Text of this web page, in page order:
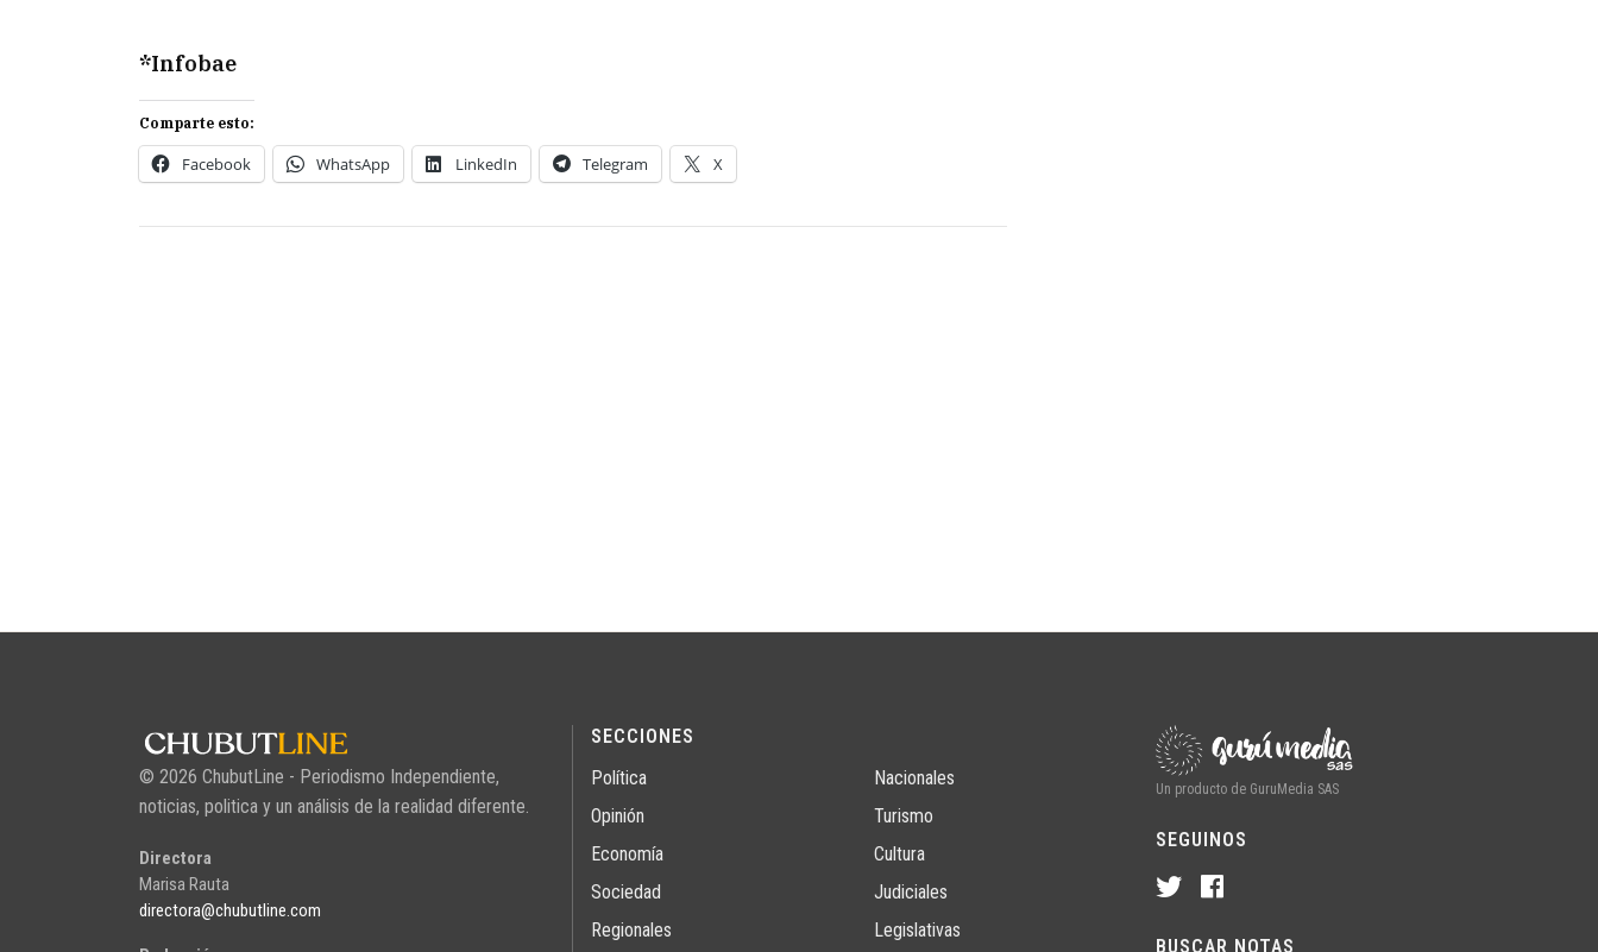
*Infobae
Comparte esto:
Facebook WhatsApp LinkedIn Telegram X
© 2026 ChubutLine - Periodismo Independiente,
noticias, politica y un análisis de la realidad diferente.
Directora
Marisa Rauta
directora@chubutline.com
SECCIONES
Política
Opinión
Economía
Sociedad
Regionales
Nacionales
Turismo
Cultura
Judiciales
Legislativas
Un producto de GuruMedia SAS
SEGUINOS
BUSCAR NOTAS